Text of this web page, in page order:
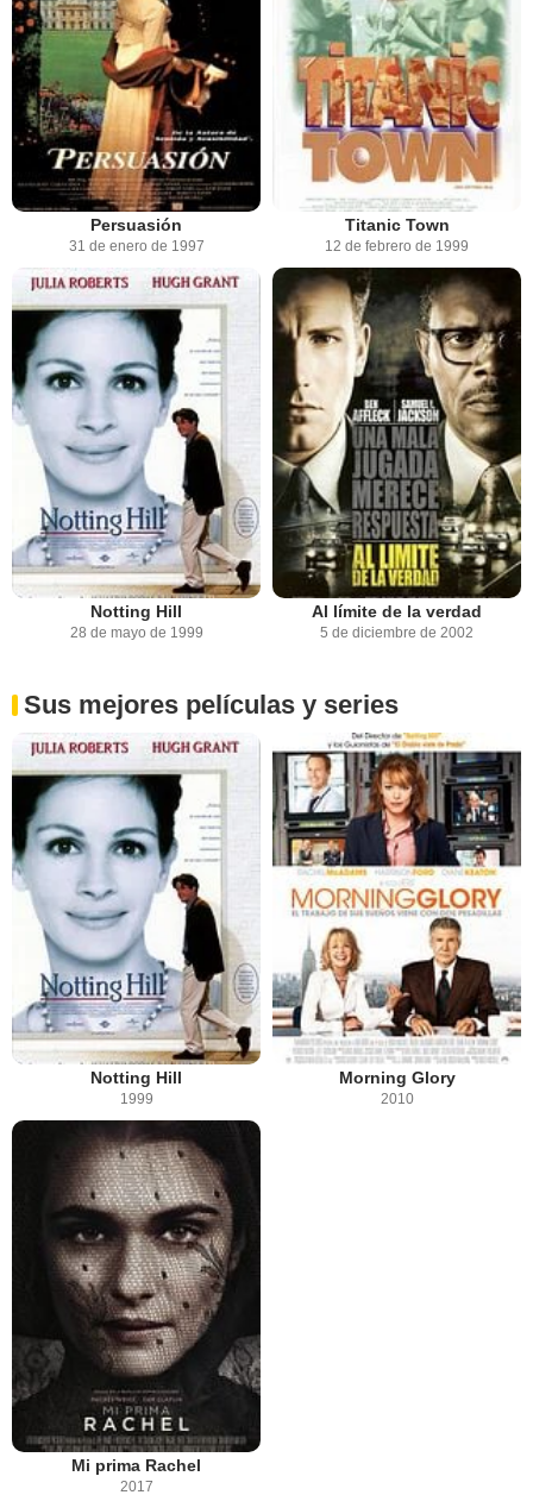
Persuasión
31 de enero de 1997
Titanic Town
12 de febrero de 1999
Notting Hill
28 de mayo de 1999
Al límite de la verdad
5 de diciembre de 2002
Sus mejores películas y series
Notting Hill
1999
Morning Glory
2010
Mi prima Rachel
2017